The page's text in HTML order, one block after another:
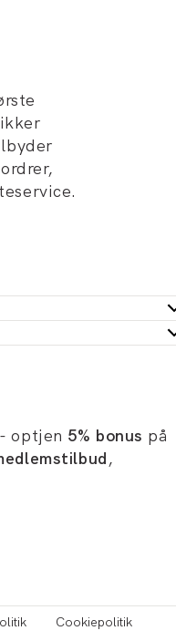
optjen 5% bonus på
,
Cookiepolitik